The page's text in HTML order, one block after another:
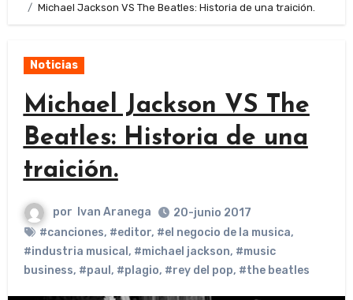
Michael Jackson VS The Beatles: Historia de una traición.
Noticias
Michael Jackson VS The
Beatles: Historia de una
traición.
por Ivan Aranega
20-junio 2017
#canciones, #editor, #el negocio de la musica,
#industria musical , #michael jackson, #music
business, #paul , #plagio, #rey del pop, #the beatles